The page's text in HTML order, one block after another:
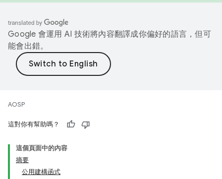
Google 會運用 AI 技術將內容翻譯成你偏好的語言，但可
能會出錯。
AOSP
這對你有幫助嗎？
這個頁面中的內容
摘要
公用建構函式